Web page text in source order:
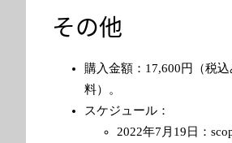
その他
購入金額：17,600円（税
料）。
スケジュール：
2022年7月19日：